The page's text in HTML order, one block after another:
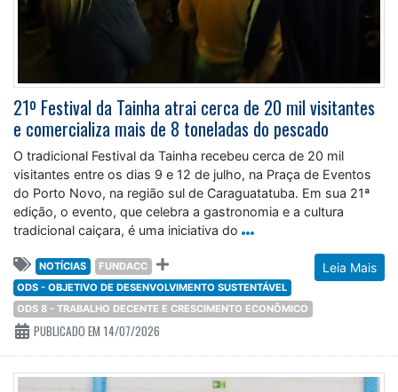
21º Festival da Tainha atrai cerca de 20 mil visitantes
e comercializa mais de 8 toneladas do pescado
O tradicional Festival da Tainha recebeu cerca de 20 mil
visitantes entre os dias 9 e 12 de julho, na Praça de Eventos
do Porto Novo, na região sul de Caraguatatuba. Em sua 21ª
edição, o evento, que celebra a gastronomia e a cultura
tradicional caiçara, é uma iniciativa do
Leia Mais
NOTÍCIAS
FUNDACC
ODS - OBJETIVO DE DESENVOLVIMENTO SUSTENTÁVEL
ODS 8 - TRABALHO DECENTE E CRESCIMENTO ECONÔMICO
PUBLICADO EM 14/07/2026